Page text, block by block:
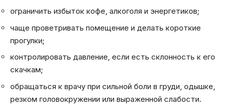
ограничить избыток кофе, алкоголя и энергетиков;
чаще проветривать помещение и делать короткие
прогулки;
контролировать давление, если есть склонность к его
скачкам;
обращаться к врачу при сильной боли в груди, одышке,
резком головокружении или выраженной слабости.